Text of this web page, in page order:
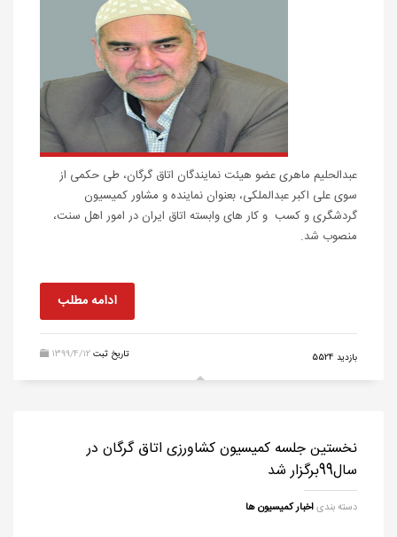
عبدالحلیم ماهری عضو هیئت نمایندگان اتاق گرگان، طی حکمی از
سوی علی اکبر عبدالملکی، بعنوان نماینده و مشاور کمیسیون
گردشگری و کسب و کار های وابسته اتاق ایران در امور اهل سنت،
منصوب شد.
ادامه مطلب
1399/4/12تاریخ ثبت بازدید 5524
نخستین جلسه کمیسیون کشاورزی اتاق گرگان در
سال99برگزار شد
دسته بندیاخبار کمیسیون ها